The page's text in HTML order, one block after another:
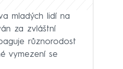
mladých lidí na
za zvláštní
různorodost
vymezení se